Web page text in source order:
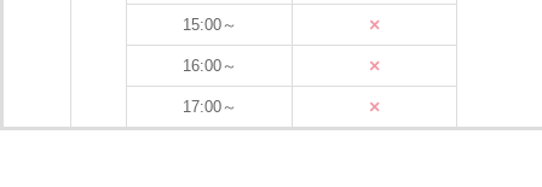
15:00～ ×
16:00～ ×
17:00～ ×